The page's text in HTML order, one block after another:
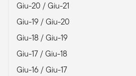
Giu-20 / Giu-21
Giu-19 / Giu-20
Giu-18 / Giu-19
Giu-17 / Giu-18
Giu-16 / Giu-17